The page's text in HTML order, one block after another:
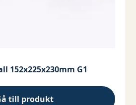
152x225x230mm G1
till produkt